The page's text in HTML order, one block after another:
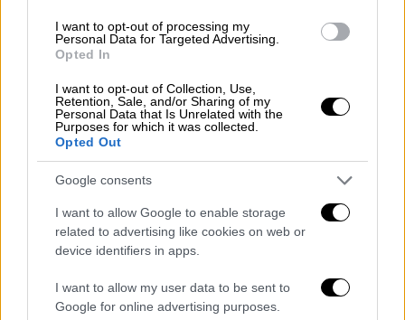
I want to opt-out of processing my
Personal Data for Targeted Advertising.
Opted In
I want to opt-out of Collection, Use,
Retention, Sale, and/or Sharing of my
Personal Data that Is Unrelated with the
Purposes for which it was collected.
Opted Out
Google consents
I want to allow Google to enable storage
related to advertising like cookies on web or
device identifiers in apps.
I want to allow my user data to be sent to
Google for online advertising purposes.
Lifestyle|12.10.2025 13:56